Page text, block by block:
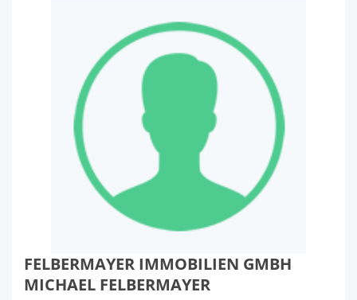
FELBERMAYER IMMOBILIEN GMBH
MICHAEL FELBERMAYER